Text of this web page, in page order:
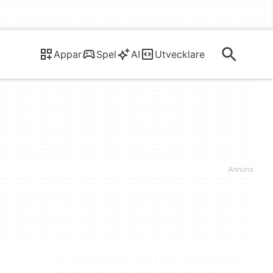
Appar Spel AI Utvecklare